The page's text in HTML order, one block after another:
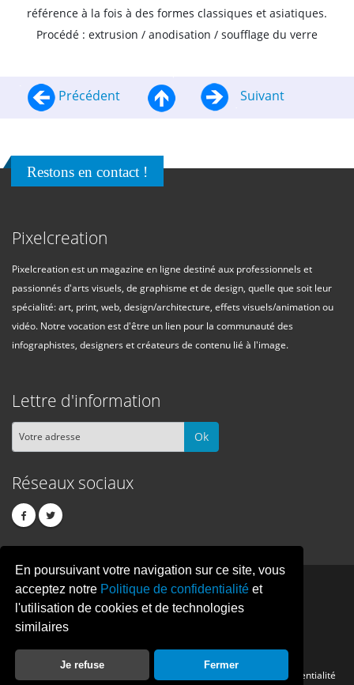
En poursuivant votre navigation sur ce site, vous
acceptez notre Politique de confidentialité et
l'utilisation de cookies et de technologies
similaires
Je refuse Fermer
référence à la fois à des formes classiques et asiatiques.
Procédé : extrusion / anodisation / soufflage du verre
Précédent Suivant
Restons en contact !
Pixelcreation
Pixelcreation est un magazine en ligne destiné aux professionnels et
passionnés d'arts visuels, de graphisme et de design, quelle que soit leur
spécialité: art, print, web, design/architecture, effets visuels/animation ou
vidéo. Notre vocation est d'être un lien pour la communauté des
infographistes, designers et créateurs de contenu lié à l'image.
Lettre d'information
Ok
Réseaux sociaux
PIXELCREATION
Publicité Politique de confidentialité